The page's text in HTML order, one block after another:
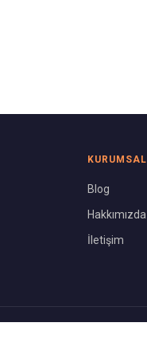
KURUMSAL
Blog
Hakkımızda
İletişim